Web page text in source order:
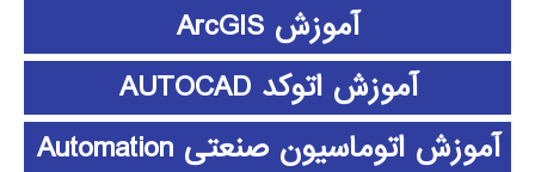
آموزش ArcGIS
آموزش اتوکد AUTOCAD
آموزش اتوماسیون صنعتی Automation